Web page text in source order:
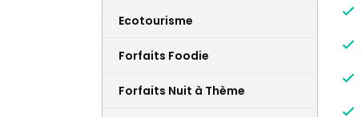
Ecotourisme
Forfaits Foodie
Forfaits Nuit à Thème